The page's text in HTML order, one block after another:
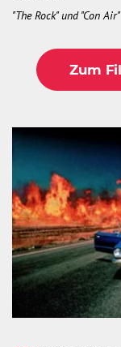
"The Rock" und "Con
Zum